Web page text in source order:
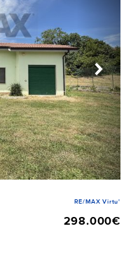
RE/MAX Virtu'
298.000€